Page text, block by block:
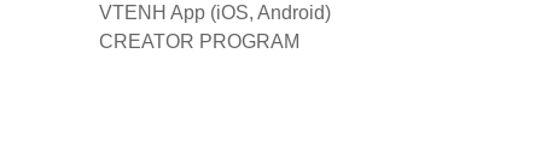
VTENH App (iOS, Android)
CREATOR PROGRAM